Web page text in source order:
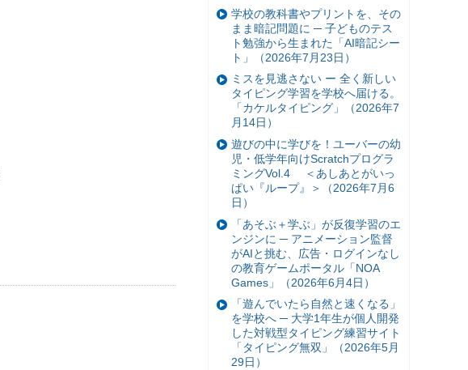
学校の教科書やプリントを、その
まま暗記問題に ─ 子どものテス
ト勉強から生まれた「AI暗記シー
ト」（2026年7月23日）
ミスを見逃さない ー 全く新しい
タイピング学習を学校へ届ける。
「カケルタイピング」（2026年7
月14日）
遊びの中に学びを！ユーバーの幼
児・低学年向けScratchプログラ
ミングVol.4 ＜あしあとがいっ
ぱい『ループ』＞（2026年7月6
日）
「あそぶ＋学ぶ」が反復学習のエ
ンジンに ─ アニメーション監督
がAIと挑む、広告・ログインなし
の教育ゲームポータル「NOA
Games」（2026年6月4日）
「遊んでいたら自然と速くなる」
を学校へ ─ 大学1年生が個人開発
した対戦型タイピング練習サイト
「タイピング無双」（2026年5月
29日）